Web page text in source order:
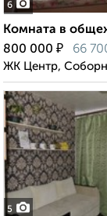
6
Комната в
800 000 ₽ 66
ЖК Центр,
5